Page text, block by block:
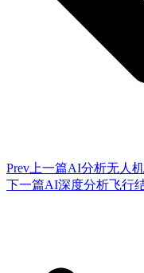
Prev 上一篇AI分析无人
下一篇AI深度分析飞行